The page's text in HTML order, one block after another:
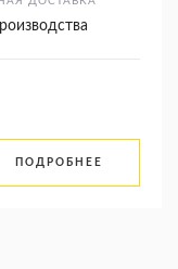
ПОДРОБНЕЕ